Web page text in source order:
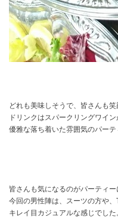
どれも美味しそうで、皆さんも
ドリンクはスパークリングワイン
優雅な落ち着いた雰囲気のパーテ
皆さんも気になるのがパーティー
今回の男性陣は、スーツの方や
キレイ目カジュアルな感じでした